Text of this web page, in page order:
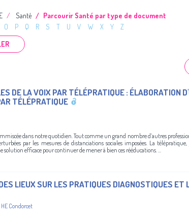
Santé
Parcourir Santé par type de document
O P Q R S T U V W X Y
Z
DE LA VOIX PAR TÉLÉPRATIQUE : ÉLABORATION
TÉLÉPRATIQUE
dans notre quotidien. Tout comme un grand nombre d’autres
par les mesures de distanciations sociales imposées. La
solution efficace pour continuer de mener à bien ces rééducations. ...
LIEUX SUR LES PRATIQUES DIAGNOSTIQUES ET
HE Condorcet